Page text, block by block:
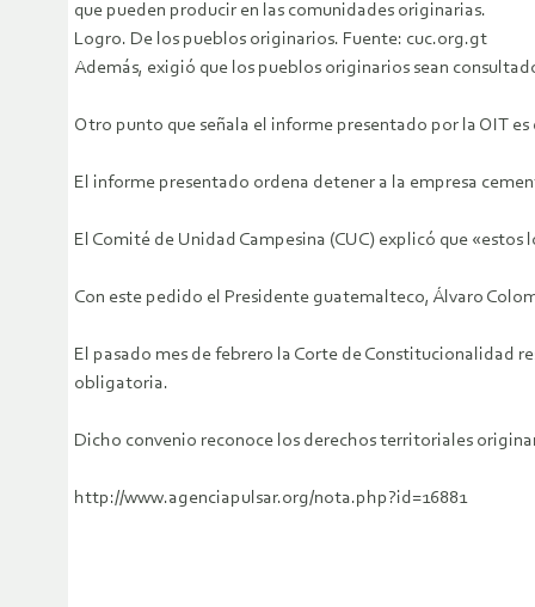
que pueden producir en las comunidades originarias.
Logro. De los pueblos originarios. Fuente: cuc.org.gt
Además, exigió que los pueblos originarios sean
Otro punto que señala el informe presentado por la OIT
El informe presentado ordena detener a la empresa
El Comité de Unidad Campesina (CUC) explicó que
Con este pedido el Presidente guatemalteco, Álvaro
El pasado mes de febrero la Corte de Constitucionalidad
obligatoria.
Dicho convenio reconoce los derechos territoriales
http://www.agenciapulsar.org/nota.php?id=16881